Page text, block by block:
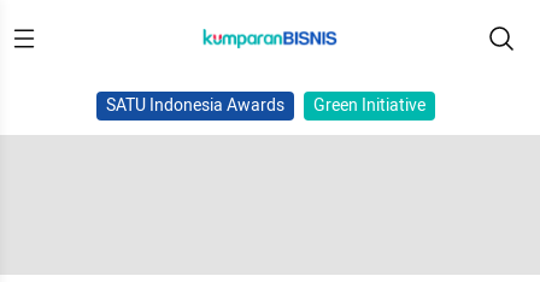
SATU Indonesia Awards Green Initiative